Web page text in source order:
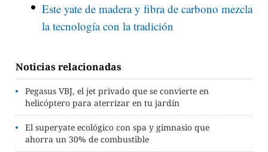
Este yate de madera y fibra de carbono mezcla
la tecnología con la tradición
Noticias relacionadas
Pegasus VBJ, el jet privado que se convierte en
helicóptero para aterrizar en tu jardín
El superyate ecológico con spa y gimnasio que
ahorra un 30% de combustible